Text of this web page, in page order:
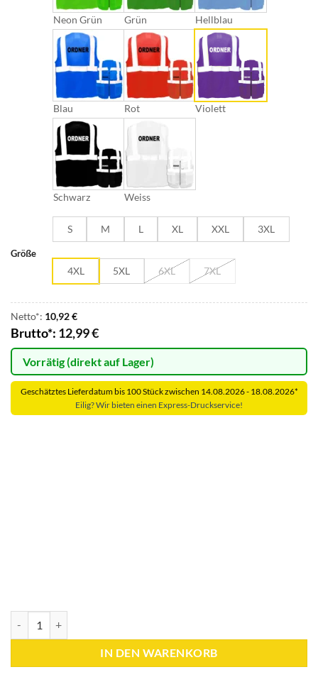
Neon Grün Grün Hellblau
Blau Rot Violett
Schwarz Weiss
Größe
S M L XL XXL 3XL
4XL 5XL 6XL 7XL
Netto*: 10,92€
Brutto*: 12,99€
Vorrätig (direkt auf Lager)
Geschätztes Lieferdatum bis 100 Stück zwischen 14.08.2026 - 18.08.2026*
Eilig? Wir bieten einen Express-Druckservice!
IN DEN WARENKORB